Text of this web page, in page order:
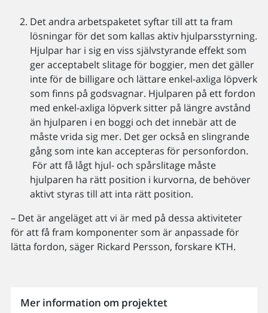
Det andra arbetspaketet syftar till att ta fram
lösningar för det som kallas aktiv hjulparsstyrning.
Hjulpar har i sig en viss självstyrande effekt som
ger acceptabelt slitage för boggier, men det gäller
inte för de billigare och lättare enkel-axliga löpverk
som finns på godsvagnar. Hjulparen på ett fordon
med enkel-axliga löpverk sitter på längre avstånd
än hjulparen i en boggi och det innebär att de
måste vrida sig mer. Det ger också en slingrande
gång som inte kan accepteras för personfordon.
För att få lågt hjul- och spårslitage måste
hjulparen ha rätt position i kurvorna, de behöver
aktivt styras till att inta rätt position.
– Det är angeläget att vi är med på dessa aktiviteter
för att få fram komponenter som är anpassade för
lätta fordon, säger Rickard Persson, forskare KTH.
Mer information om projektet